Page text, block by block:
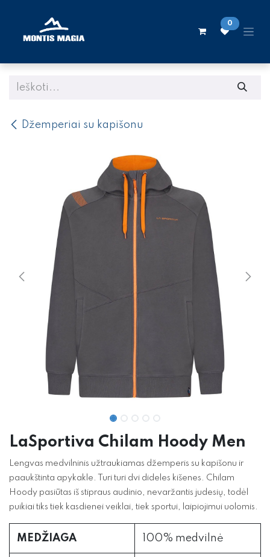
0
Džemperiai su kapišonu
​​​​LaSportiva Chilam Hoody Men
Lengvas medvilninis užtraukiamas džemperis su kapišonu ir
paaukštinta apykakle. Turi turi dvi dideles kišenes. Chilam
Hoody pasiūtas iš stipraus audinio, nevaržantis judesių, todėl
puikiai tiks tiek kasdienei veiklai, tiek sportui, laipiojimui uolomis.
MEDŽIAGA 100% medvilnė